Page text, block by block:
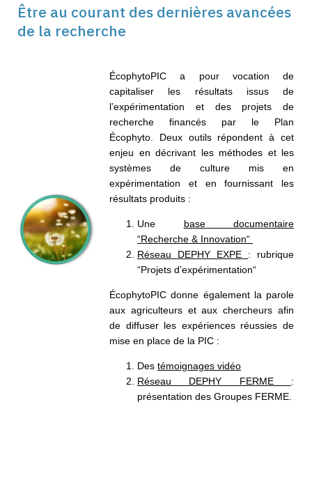
Être au courant des dernières avancées
de la recherche
ÉcophytoPIC a pour vocation de
capitaliser les résultats issus de
l’expérimentation et des projets de
recherche financés par le Plan
Écophyto. Deux outils répondent à cet
enjeu en décrivant les méthodes et les
systèmes de culture mis en
expérimentation et en fournissant les
résultats produits :
Une base documentaire
“Recherche & Innovation“
Réseau DEPHY EXPE : rubrique
“Projets d’expérimentation“
ÉcophytoPIC donne également la parole
aux agriculteurs et aux chercheurs afin
de diffuser les expériences réussies de
mise en place de la PIC :
Des témoignages vidéo
Réseau DEPHY FERME :
présentation des Groupes FERME.